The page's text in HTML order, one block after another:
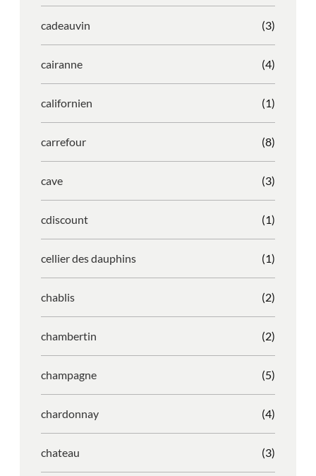
cadeauvin (3)
cairanne (4)
californien (1)
carrefour (8)
cave (3)
cdiscount (1)
cellier des dauphins (1)
chablis (2)
chambertin (2)
champagne (5)
chardonnay (4)
chateau (3)